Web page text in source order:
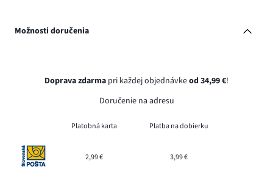
Možnosti doručenia
Doprava zdarma pri každej objednávkeod 34,99 €!
Doručenie na adresu
Platobná karta Platba na dobierku
2,99 € 3,99 €